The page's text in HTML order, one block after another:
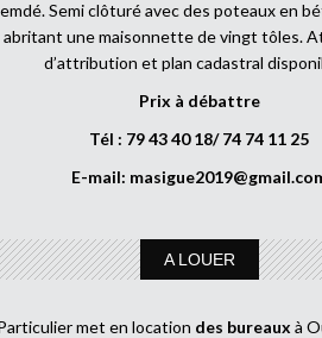
Semi clôturé avec des poteaux en
abritant une maisonnette de vingt tôles.
d’attribution et plan cadastral
Prix à débattre
Tél : 79 43 40 18/ 74 74 11 25
E-mail:
A LOUER
met en location des bureaux à